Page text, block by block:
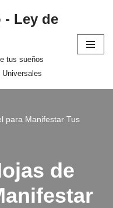
- Ley de
tus sueños
para Manifestar Tus
de